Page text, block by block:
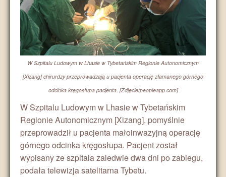
Środowisko
Religia
Turystyka
Media
W Szpitalu Ludowym w Lhasie w Tybetańskim Regionie Autonomicznym
[Xizang] chirurdzy przeprowadzają u pacjenta operację złamanego górnego
odcinka kręgosłupa pacjenta. [Zdjęcie/peopleapp.com]
W Szpitalu Ludowym w Lhasie w Tybetańskim
Regionie Autonomicznym [Xizang], pomyślnie
przeprowadził u pacjenta małoinwazyjną operację
górnego odcinka kręgosłupa. Pacjent został
wypisany ze szpitala zaledwie dwa dni po zabiegu,
podała telewizja satelitarna Tybetu.